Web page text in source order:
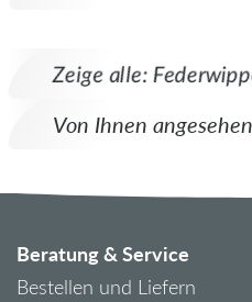
Zeige alle:
Von Ihnen angesehen
Beratung & Service
Bestellen und Liefern